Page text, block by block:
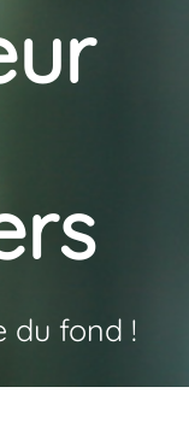
du fond !